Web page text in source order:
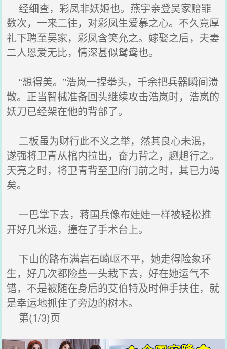
经细查，彩凤非妖姬也。燕宇亲登吴家赔罪
数次，一来二往，对彩凤生爱慕之心。不久竟厚
礼下聘至吴家，彩凤含笑允之。嫁娶之后，夫妻
二人恩爱无比，情深甚似鸳鸯也。
“想得美。”浩岚一捏拳头，千余把兵器瞬间溃
散。正当智械准备回头继续攻击浩岚时，浩岚的
妖刀已经架在他的背部了。
二板虽为财行此不义之举，然其良心未泯，
遂强将卫青从棺内拉出，奋力背之，趔趄行之。
天亮之时，将卫青背至卫府门前之时，其已力竭
矣。
一巴掌下去，蒋国兵像布娃娃一样被轻松推
开好几米远，撞在了手术台上。
下山的路布满岩石崎岖不平，她走得险象环
生，好几次都险些一头栽下去，好在她运气不
错，不是被随在身后的艾伯特及时伸手扶住，就
是幸运地抓住了旁边的树木。
第(1/3)页